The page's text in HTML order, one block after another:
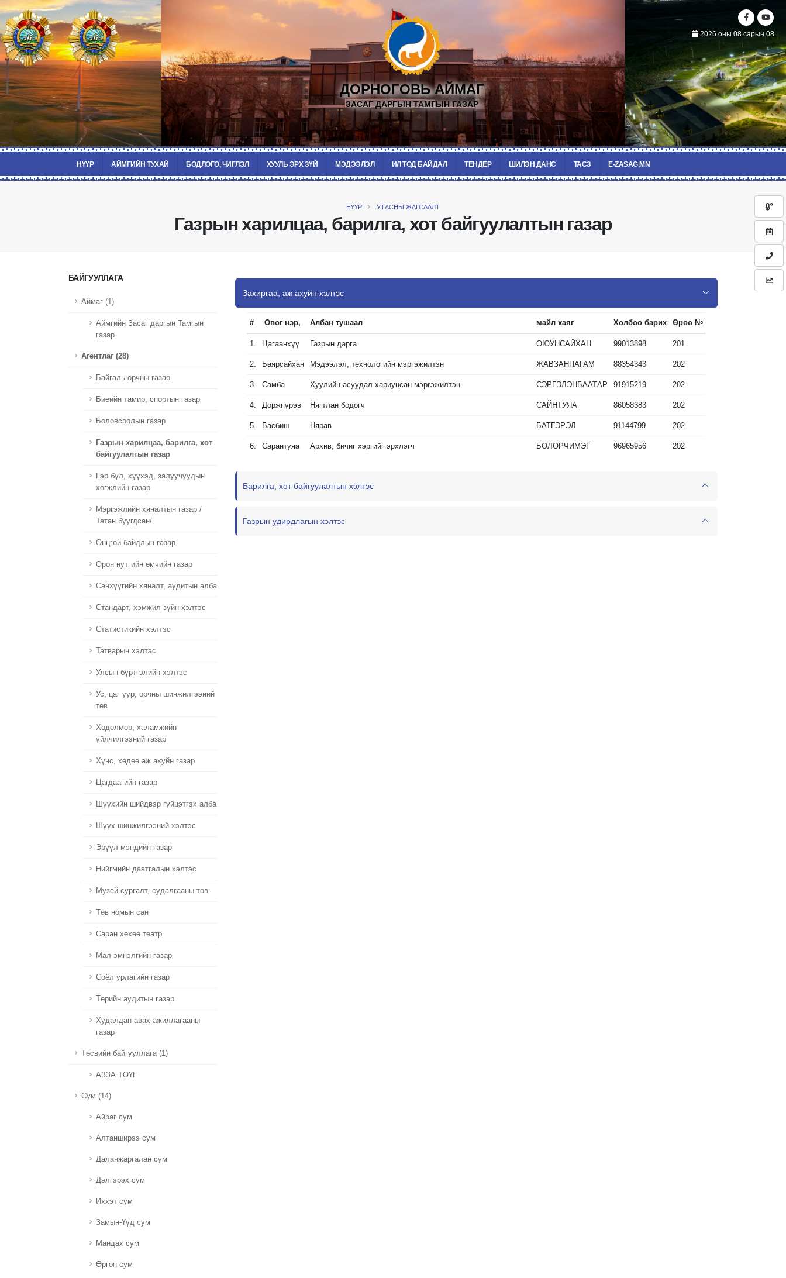
2026 оны 08 сарын 08
ДОРНОГОВЬ АЙМАГ
ЗАСАГ ДАРГЫН ТАМГЫН ГАЗАР
НҮҮР АЙМГИЙН ТУХАЙ БОДЛОГО, ЧИГЛЭЛ ХУУЛЬ ЭРХ ЗҮЙ МЭДЭЭЛЭЛ ИЛ ТОД БАЙДАЛ ТЕНДЕР ШИЛЭН ДАНС ТАСЗ E-ZASAG.MN
Газрын харилцаа, барилга, хот байгуулалтын газар
НҮҮР УТАСНЫ ЖАГСААЛТ
БАЙГУУЛЛАГА
Аймаг (1)
Аймгийн Засаг даргын Тамгын
газар
Агентлаг (28)
Байгаль орчны газар
Биеийн тамир, спортын газар
Боловсролын газар
Газрын харилцаа, барилга, хот
байгуулалтын газар
Гэр бүл, хүүхэд, залуучуудын
хөгжлийн газар
Мэргэжлийн хяналтын газар /
Татан буугдсан/
Онцгой байдлын газар
Орон нутгийн өмчийн газар
Санхүүгийн хяналт, аудитын алба
Стандарт, хэмжил зүйн хэлтэс
Статистикийн хэлтэс
Татварын хэлтэс
Улсын бүртгэлийн хэлтэс
Ус, цаг уур, орчны шинжилгээний
төв
Хөдөлмөр, халамжийн
үйлчилгээний газар
Хүнс, хөдөө аж ахуйн газар
Цагдаагийн газар
Шүүхийн шийдвэр гүйцэтгэх алба
Шүүх шинжилгээний хэлтэс
Эрүүл мэндийн газар
Нийгмийн даатгалын хэлтэс
Музей сургалт, судалгааны төв
Төв номын сан
Саран хөхөө театр
Мал эмнэлгийн газар
Соёл урлагийн газар
Төрийн аудитын газар
Худалдан авах ажиллагааны
газар
Төсвийн байгууллага (1)
АЗЗА ТӨҮГ
Сум (14)
Айраг сум
Алтанширээ сум
Даланжаргалан сум
Дэлгэрэх сум
Иххэт сум
Замын-Үүд сум
Мандах сум
Өргөн сум
Захиргаа, аж ахуйн хэлтэс
# Овог нэр, Албан тушаал майл хаяг Холбоо барих Өрөө №
1. Цагаанхүү Газрын дарга ОЮУНСАЙХАН 99013898 201
2. Баярсайхан Мэдээлэл, технологийн мэргэжилтэн ЖАВЗАНПАГАМ 88354343 202
3. Самба Хуулийн асуудал хариуцсан мэргэжилтэн СЭРГЭЛЭНБААТАР 91915219 202
4. Доржпүрэв Нягтлан бодогч САЙНТУЯА 86058383 202
5. Басбиш Нярав БАТГЭРЭЛ 91144799 202
6. Сарантуяа Архив, бичиг хэргийг эрхлэгч БОЛОРЧИМЭГ 96965956 202
Барилга, хот байгуулалтын хэлтэс
Газрын удирдлагын хэлтэс